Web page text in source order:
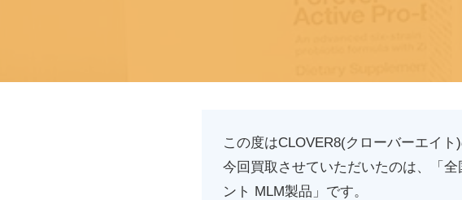
この度はCLOVER8(クローバーエイ
今回買取させていただいたのは、「
ント MLM製品」です。